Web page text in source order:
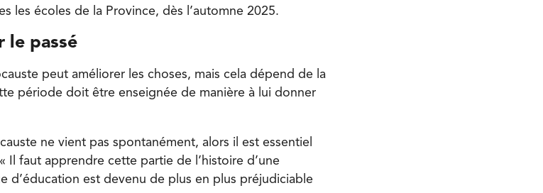
les écoles de la Province, dès l’automne 2025.
le passé
peut améliorer les choses, mais cela dépend de la
période doit être enseignée de manière à lui donner
ne vient pas spontanément, alors il est essentiel
Il faut apprendre cette partie de l’histoire d’une
d’éducation est devenu de plus en plus préjudiciable